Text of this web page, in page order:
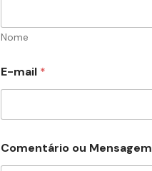
E
-
i
l
Nome
E-mail *
Comentário ou Mensagem